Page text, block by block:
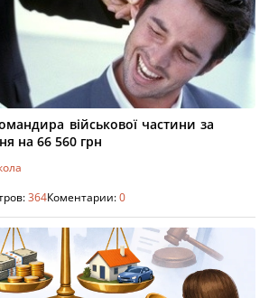
військової частини за
на 66 560 грн
364Коментарии:0